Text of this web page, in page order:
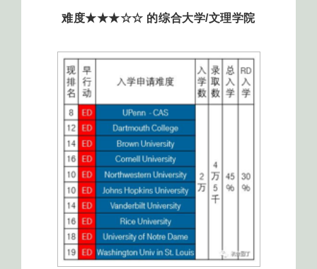
难度★★★☆☆ 的综合大学/文理学院